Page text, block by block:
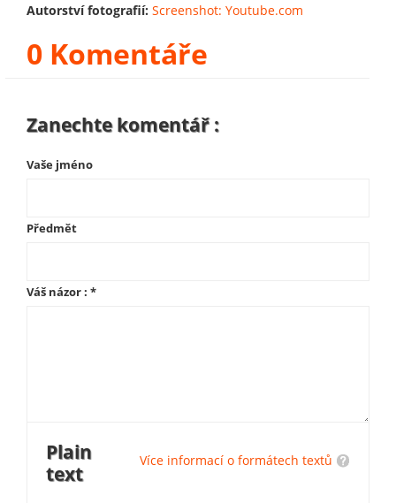
Autorství fotografií: Screenshot: Youtube.com
0 Komentáře
Zanechte komentář :
Vaše jméno
Předmět
Váš názor : *
Více informací o formátech textů
Plain
text